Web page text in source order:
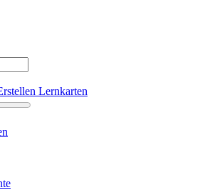
Lernkarten